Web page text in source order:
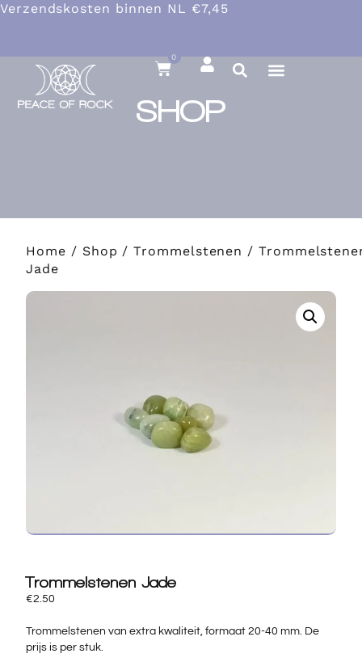
Verzendskosten binnen NL €7,45
0
SHOP
Home / Shop /Trommelstenen /
Jade
Trommelstenen Jade
€2.50
Trommelstenen van extra kwaliteit, formaat 20-40 mm. De
prijs is per stuk.